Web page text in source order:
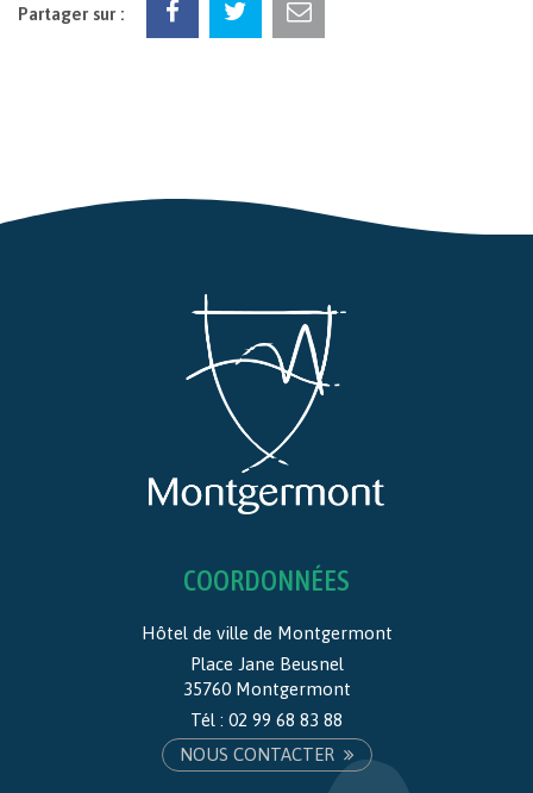
Partager sur :
COORDONNÉES
Hôtel de ville de Montgermont
Place Jane Beusnel
35760 Montgermont
Tél : 02 99 68 83 88
NOUS CONTACTER